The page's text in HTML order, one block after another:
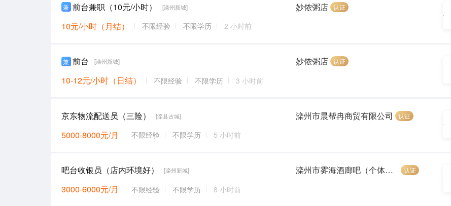
兼 前台兼职（10元/小时） [滦州新城]
10元/小时（月结） 不限经验 不限学历 2 小时前
妙侬粥店 认证
兼 前台 [滦州新城]
10-12元/小时（日结） 不限经验 不限学历 3 小时前
妙侬粥店 认证
京东物流配送员（三险） [滦县古城]
5000-8000元/月 不限经验 不限学历 5 小时前
滦州市晨帮冉商贸有限公司 认证
吧台收银员（店内环境好） [滦州新城]
3000-6000元/月 不限经验 不限学历 8 小时前
滦州市雾海酒廊吧（个体工商户） 认证